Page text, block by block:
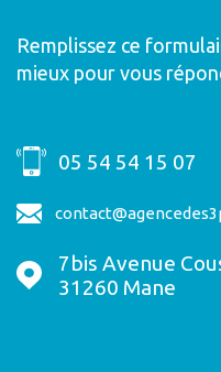
Remplissez ce
mieux pour vous
05 54 54 15 07
7bis Avenue
31260
Mane